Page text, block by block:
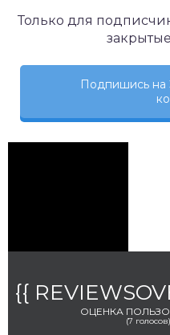
Только для
Подпишись
{{
ОЦЕНКА
(7 голосов)